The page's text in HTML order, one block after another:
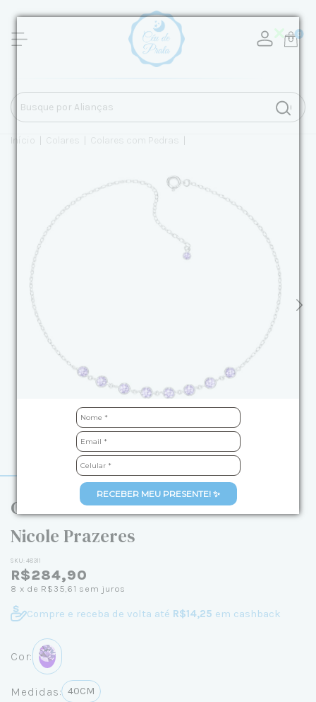
RECEBER MEU PRESENTE! ✨
0
Início Colares Colares com Pedras
Colar de Prata Zircônia Lilás 40cm -
Nicole Prazeres
SKU: 48311
R$284,90
8 x de R$35,61 sem juros
Compre e receba de volta até R$14,25 em cashback
Cor:
Medidas: 40CM